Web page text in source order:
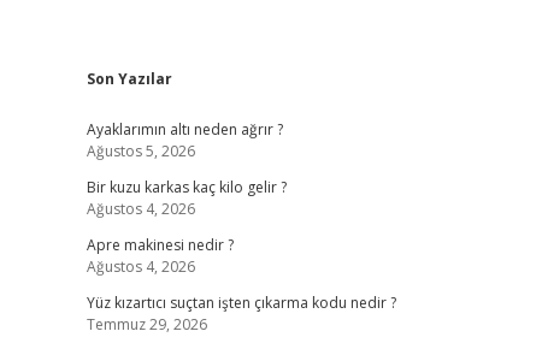
Sidebar
Son Yazılar
Ayaklarımın altı neden ağrır ?
Ağustos 5, 2026
Bir kuzu karkas kaç kilo gelir ?
Ağustos 4, 2026
Apre makinesi nedir ?
Ağustos 4, 2026
Yüz kızartıcı suçtan işten çıkarma kodu nedir ?
Temmuz 29, 2026